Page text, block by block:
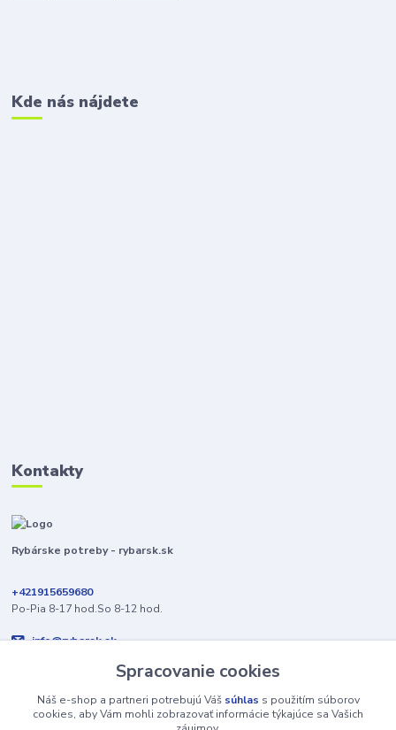
Kde nás nájdete
Kontakty
Rybárske potreby - rybarsk.sk
+421915659680
Po-Pia 8-17 hod.So 8-12 hod.
info@rybarsk.sk
Spracovanie cookies
Náš e-shop a partneri potrebujú Váš súhlas s použitím súborov
cookies, aby Vám mohli zobrazovať informácie týkajúce sa Vašich